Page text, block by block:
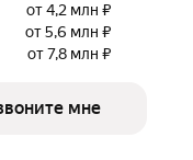
от 4,2 млн ₽
от 5,6 млн ₽
от 7,8 млн ₽
мне